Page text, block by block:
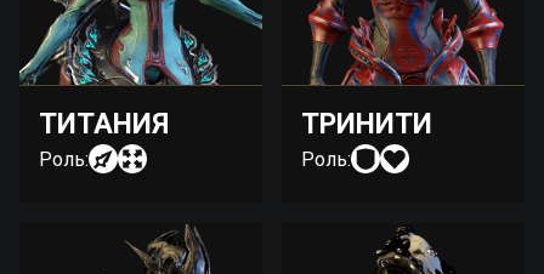
ТИТАНИЯ
Роль:
ТРИНИТИ
Роль: